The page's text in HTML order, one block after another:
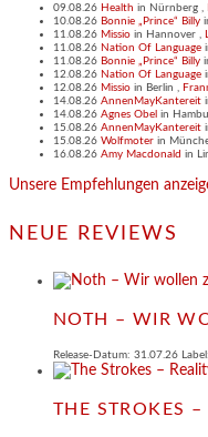
09.08.26 Health in Nürnberg
10.08.26 Bonnie „Prince“ Billy
11.08.26 Missio in Hannover
11.08.26 Nation Of Language
11.08.26 Bonnie „Prince“ Billy
12.08.26 Nation Of Language
12.08.26 Missio in Berlin
14.08.26 AnnenMayKantereit
14.08.26 Agnes Obel in
15.08.26 AnnenMayKantereit
15.08.26 Wolfmoter in
16.08.26 Amy Macdonald in
Unsere Empfehlungen
NEUE REVIEWS
NOTH – WIR
Release-Datum: 31.07.26
THE STROKES –